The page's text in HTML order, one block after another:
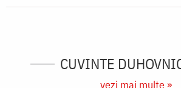
CUVINTE
vezi mai multe »